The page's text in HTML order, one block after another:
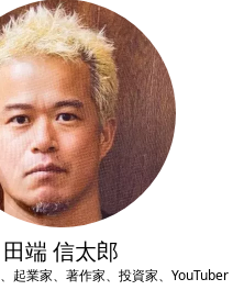
田端 信太郎
起業家、著作家、投資家、YouTuber